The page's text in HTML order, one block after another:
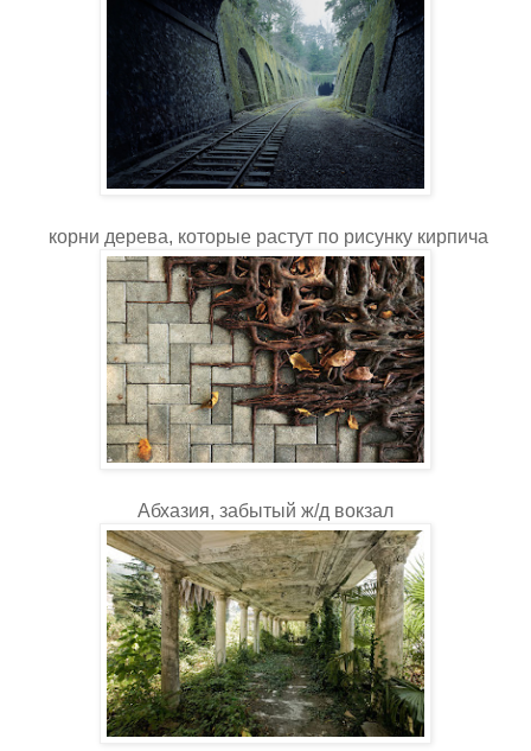
корни дерева, которые растут по рисунку кирпича
Абхазия, забытый ж/д вокзал